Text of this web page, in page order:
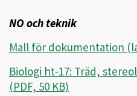
NO och teknik
Mall för dokumentation
Biologi ht-17: Träd,
(PDF, 50 KB)